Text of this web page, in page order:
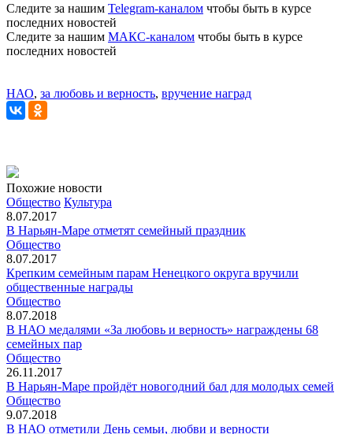
Следите за нашим Telegram-каналом чтобы быть в курсе
последних новостей
Следите за нашим МАКС-каналом чтобы быть в курсе
последних новостей
НАО, за любовь и верность, вручение наград
Похожие новости
Общество Культура
8.07.2017
В Нарьян-Маре отметят семейный праздник
Общество
8.07.2017
Крепким семейным парам Ненецкого округа вручили
общественные награды
Общество
8.07.2018
В НАО медалями «За любовь и верность» награждены 68
семейных пар
Общество
26.11.2017
В Нарьян-Маре пройдёт новогодний бал для молодых семей
Общество
9.07.2018
В НАО отметили День семьи, любви и верности